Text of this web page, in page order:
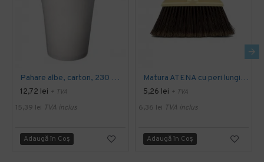
Pahare albe, carton, 230 ml, 50 bucati/set
12,72 lei + TVA
15,39 lei TVA inclus
Adaugă în Coş
Matura ATENA cu peri lungi, diverse culori
5,26 lei + TVA
6,36 lei TVA inclus
Adaugă în Coş